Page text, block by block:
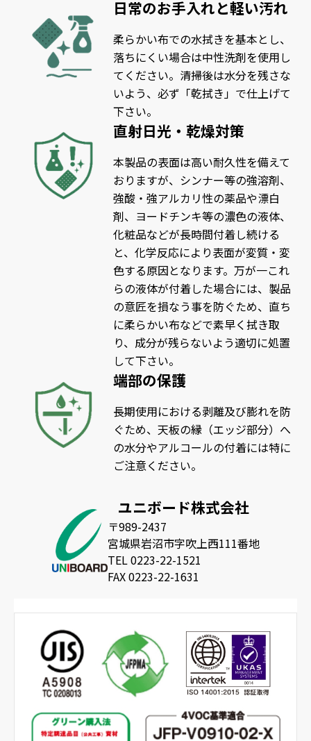
日常のお手入れと軽い汚れ
柔らかい布での水拭きを基本とし、
落ちにくい場合は中性洗剤を使用し
てください。清掃後は水分を残さな
いよう、必ず「乾拭き」で仕上げて
下さい。
直射日光・乾燥対策
本製品の表面は高い耐久性を備えて
おりますが、シンナー等の強溶剤、
強酸・強アルカリ性の薬品や漂白
剤、ヨードチンキ等の濃色の液体、
化粧品などが長時間付着し続ける
と、化学反応により表面が変質・変
色する原因となります。万が一これ
らの液体が付着した場合には、製品
の意匠を損なう事を防ぐため、直ち
に柔らかい布などで素早く拭き取
り、成分が残らないよう適切に処置
して下さい。
端部の保護
長期使用における剥離及び膨れを防
ぐため、天板の縁（エッジ部分）へ
の水分やアルコールの付着には特に
ご注意ください。
ユニボード株式会社
〒989-2437
宮城県岩沼市字吹上西111番地
TEL 0223-22-1521
FAX 0223-22-1631